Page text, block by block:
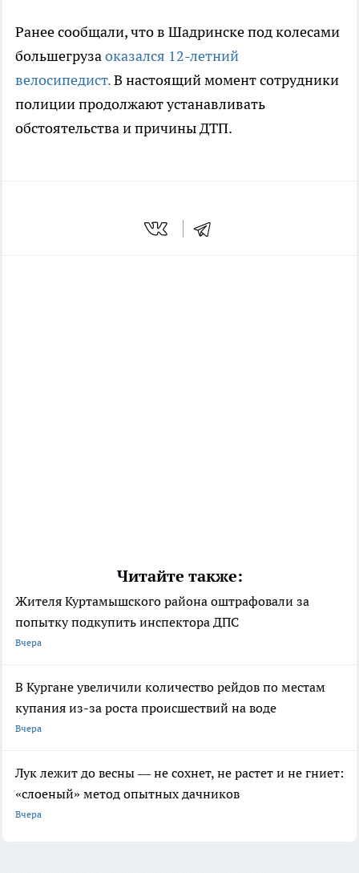
Ранее сообщали, что в Шадринске под колесами
большегрузаоказался 12-летний
велосипедист.В настоящий момент сотрудники
полиции продолжают устанавливать
обстоятельства и причины ДТП.
Читайте также:
Жителя Куртамышского района оштрафовали за
попытку подкупить инспектора ДПС
Вчера
В Кургане увеличили количество рейдов по местам
купания из-за роста происшествий на воде
Вчера
Лук лежит до весны — не сохнет, не растет и не гниет:
«слоеный» метод опытных дачников
Вчера